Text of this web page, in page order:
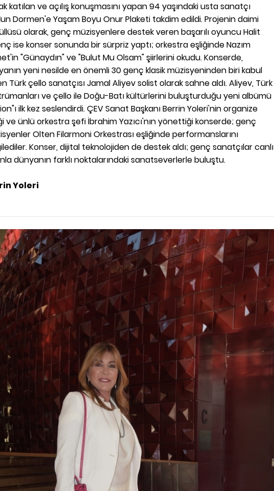
katılan ve açılış konuşmasını yapan 94 yaşındaki usta sanatçı
Dormen'e Yaşam Boyu Onur Plaketi takdim edildi. Projenin daimi
olarak, genç müzisyenlere destek veren başarılı oyuncu Halit
ise konser sonunda bir sürpriz yaptı; orkestra eşliğinde Nazım
"Günaydın" ve "Bulut Mu Olsam" şiirlerini okudu. Konserde,
yeni nesilde en önemli 30 genç klasik müzisyeninden biri kabul
Türk çello sanatçısı Jamal Aliyev solist olarak sahne aldı. Aliyev, Türk
ve çello ile Doğu-Batı kültürlerini buluşturduğu yeni albümü
ilk kez seslendirdi. ÇEV Sanat Başkanı Berrin Yoleri'nin organize
ve ünlü orkestra şefi İbrahim Yazıcı'nın yönettiği konserde; genç
Olten Filarmoni Orkestrası eşliğinde performanslarını
Konser, dijital teknolojiden de destek aldı; genç sanatçılar canlı
dünyanın farklı noktalarındaki sanatseverlerle buluştu.
Yoleri